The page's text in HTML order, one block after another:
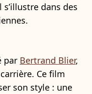
dans des
par Bertrand Blier,
Ce film
son style : une